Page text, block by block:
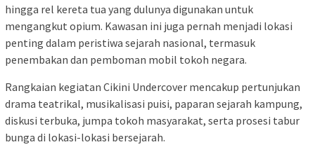
hingga rel kereta tua yang dulunya digunakan untuk
mengangkut opium. Kawasan ini juga pernah menjadi lokasi
penting dalam peristiwa sejarah nasional, termasuk
penembakan dan pemboman mobil tokoh negara.
Rangkaian kegiatan Cikini Undercover mencakup pertunjukan
drama teatrikal, musikalisasi puisi, paparan sejarah kampung,
diskusi terbuka, jumpa tokoh masyarakat, serta prosesi tabur
bunga di lokasi-lokasi bersejarah.